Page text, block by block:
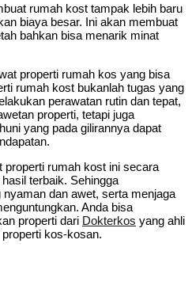
rumah kost tampak lebih baru
biaya besar. Ini akan membuat
bahkan bisa menarik minat
properti rumah kos yang bisa
rumah kost bukanlah tugas yang
perawatan rutin dan tepat,
properti, tetapi juga
yang pada gilirannya dapat
rumah kost ini secara
terbaik. Sehingga
dan awet, serta menjaga
Anda bisa
properti dari Dokterkos yang ahli
kos-kosan.